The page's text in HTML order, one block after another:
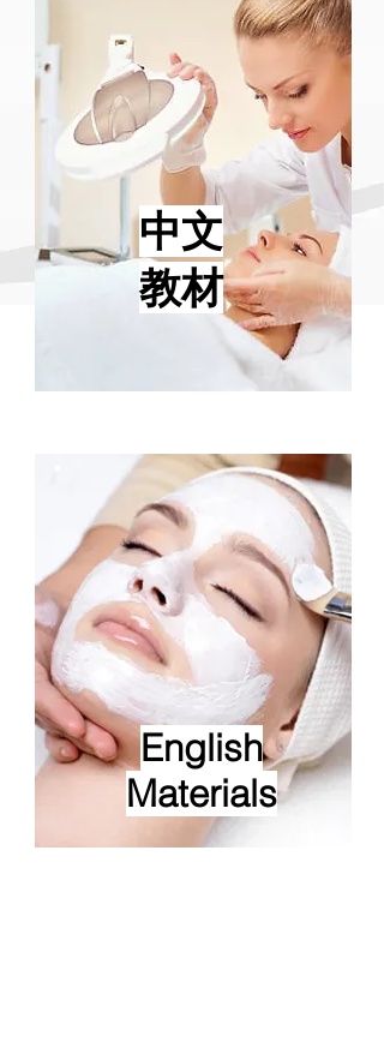
中文
教材
English
Materials